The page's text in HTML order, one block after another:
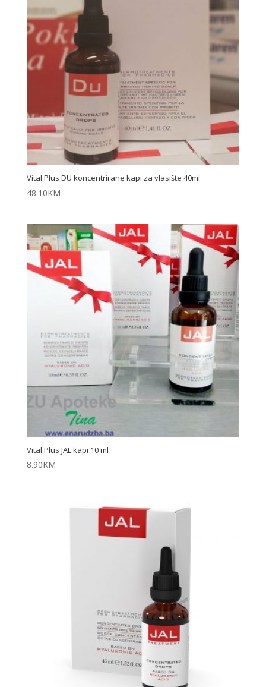
Vital Plus DU koncentrirane kapi za vlasište 40ml
48.10KM
Vital Plus JAL kapi 10 ml
8.90KM